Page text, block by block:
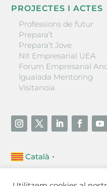
PROJECTES I ACTES
Professions de futur
Prepara’t
Prepara’t Jove
Nit Empresarial UEA
Forum Empresarial
Igualada Mentoring
Visitanoia
Català ▼
Unió Empresarial de